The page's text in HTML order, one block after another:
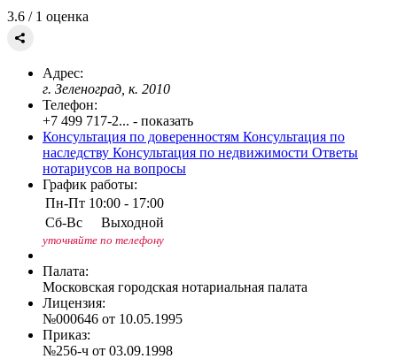
3.6 / 1 оценка
Адрес:
г. Зеленоград, к. 2010
Телефон:
+7 499 717-2... - показать
Консультация по доверенностям Консультация по
наследству Консультация по недвижимости Ответы
нотариусов на вопросы
График работы:
Пн-Пт 10:00 - 17:00
Сб-Вс
Выходной
уточняйте по телефону
Палата:
Московская городская нотариальная палата
Лицензия:
№000646 от 10.05.1995
Приказ:
№256-ч от 03.09.1998